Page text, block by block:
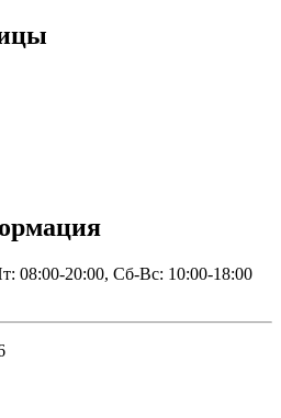
08:00-20:00, Сб-Вс: 10:00-18:00